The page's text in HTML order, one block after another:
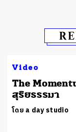
Video
The
สุริยธรรมา
โดย a day studio